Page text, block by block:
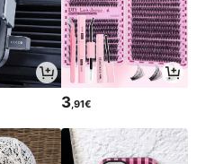
3 ,91€